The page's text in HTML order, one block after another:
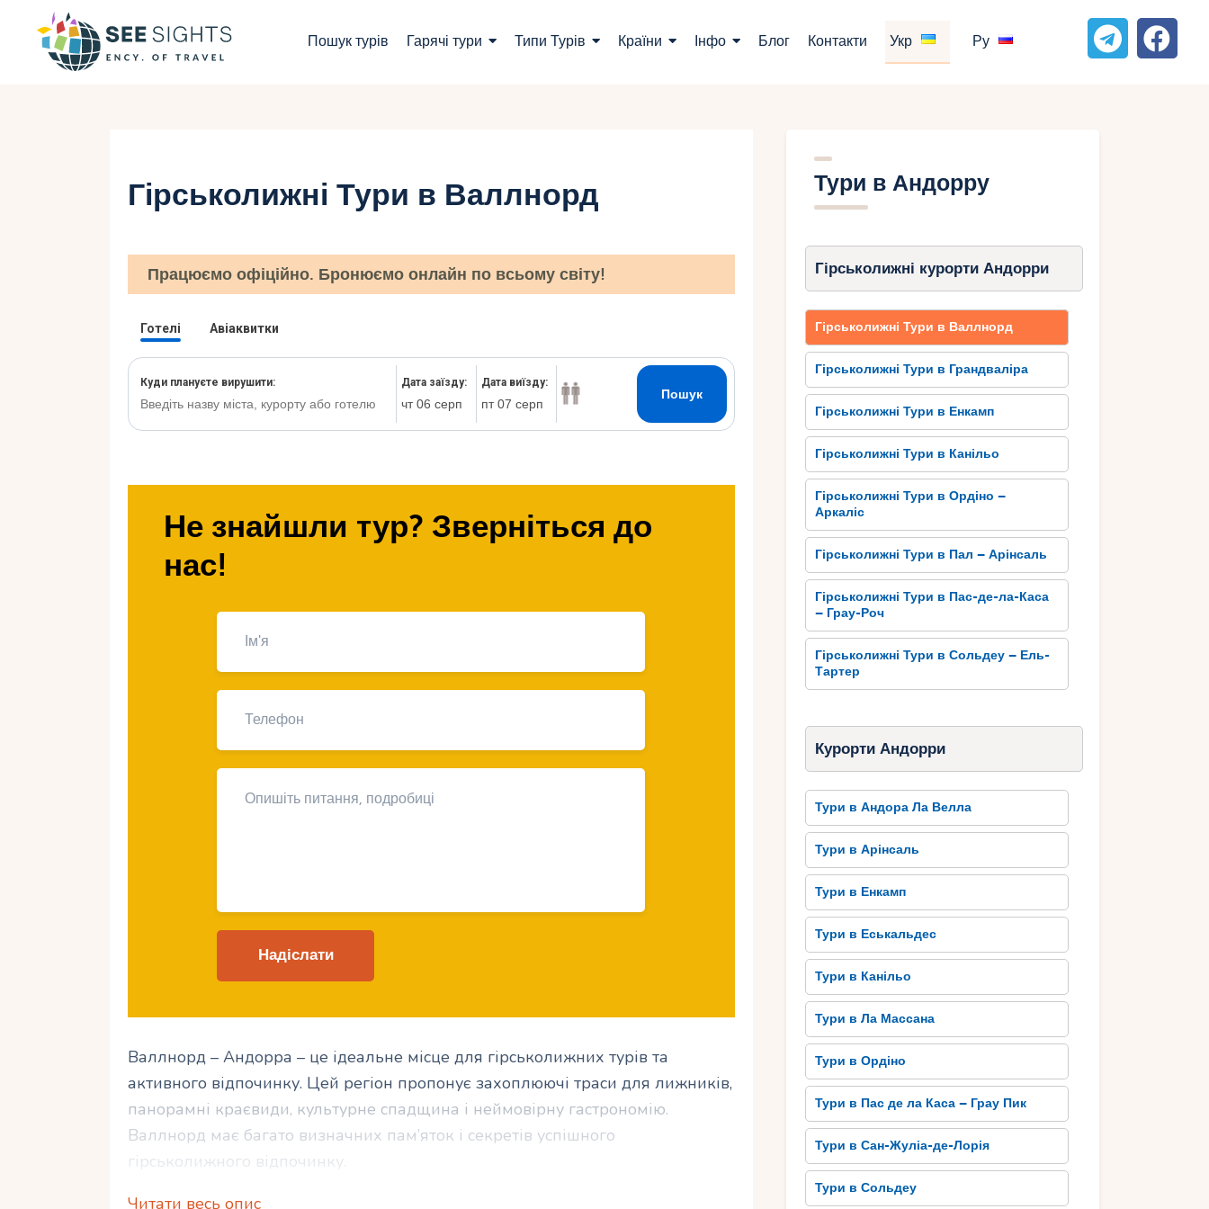
Пошук турів Гарячі тури Типи Турів Країни Інфо Блог Контакти Укр Ру
Інфо
Блог
Укр
Ру
Гірськолижні Тури в Валлнорд
Працюємо офіційно. Бронюємо онлайн по всьому світу!
Не знайшли тур? Зверніться до
нас!
Валлнорд – Андорра – це ідеальне місце для гірськолижних турів та
активного відпочинку. Цей регіон пропонує захоплюючі траси для лижників,
панорамні краєвиди, культурне спадщина і неймовірну гастрономію.
Валлнорд має багато визначних пам’яток і секретів успішного
гірськолижного відпочинку.
Читати весь опис
Тури в Андорру
Гірськолижні курорти Андорри
Гірськолижні Тури в Валлнорд
Гірськолижні Тури в Грандваліра
Гірськолижні Тури в Енкамп
Гірськолижні Тури в Канільо
Гірськолижні Тури в Ордіно –
Аркаліс
Гірськолижні Тури в Пал – Арінсаль
Гірськолижні Тури в Пас-де-ла-Каса
– Грау-Роч
Гірськолижні Тури в Сольдеу – Ель-
Тартер
Курорти Андорри
Тури в Андора Ла Велла
Тури в Арінсаль
Тури в Енкамп
Тури в Еськальдес
Тури в Канільо
Тури в Ла Массана
Тури в Ордіно
Тури в Пас де ла Каса – Грау Пик
Тури в Сан-Жуліа-де-Лорія
Тури в Сольдеу